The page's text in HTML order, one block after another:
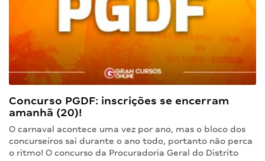
Concurso PGDF: inscrições se encerram
amanhã (20)!
O carnaval acontece uma vez por ano, mas o bloco dos
concurseiros sai durante o ano todo, portanto não perca
o ritmo! O concurso da Procuradoria Geral do Distrito